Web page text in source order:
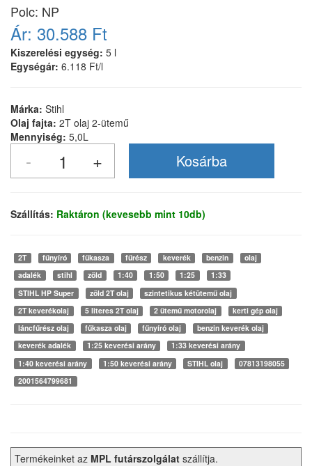
Polc: NP
Ár: 30.588 Ft
Kiszerelési egység: 5 l
Egységár: 6.118 Ft/l
Márka: Stihl
Olaj fajta: 2T olaj 2-ütemű
Mennyiség: 5,0L
Szállítás: Raktáron (kevesebb mint 10db)
2T fűnyíró fűkasza fűrész keverék benzin
olaj
adalék
stihl zöld 1:40 1:50 1:25
1:33
STIHL HP Super
zöld 2T olaj
szintetikus kétütemű olaj
2T keverékolaj
5 literes 2T olaj 2 ütemű motorolaj
kerti gép olaj
láncfűrész olaj
fűkasza olaj fűnyíró olaj
benzin keverék olaj
keverék adalék
1:25 keverési arány
1:33 keverési arány
1:40 keverési arány
1:50 keverési arány STIHL olaj
07813198055
2001564799681
Termékeinket az MPL futárszolgálat szállítja.